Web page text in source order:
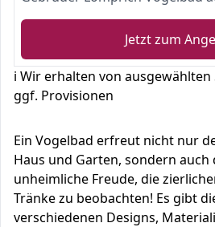
Jetzt zum
ℹ️ Wir erhalten von
ggf. Provisionen
Ein Vogelbad erfreut nicht nur
Haus und Garten, sondern
unheimliche Freude, die
Tränke zu beobachten! Es gibt
verschiedenen Designs,